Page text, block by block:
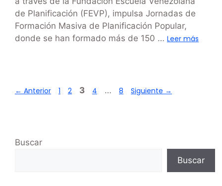
de Planificación (FEVP), impulsa Jornadas de
Formación Masiva de Planificación Popular,
donde se han formado más de 150 … Leer más
← Anterior 1 2 3 4 … 8 Siguiente →
Buscar
Buscar